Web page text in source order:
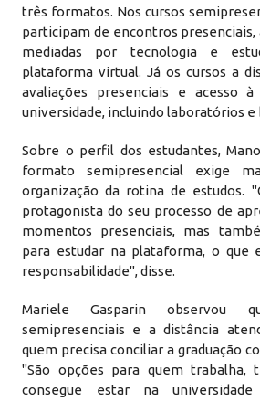
três formatos. Nos cursos
participam de encontros presenciais,
mediadas por tecnologia e
plataforma virtual. Já os cursos a
avaliações presenciais e acesso
universidade, incluindo laboratórios e
Sobre o perfil dos estudantes,
formato semipresencial exige
organização da rotina de estudos.
protagonista do seu processo de
momentos presenciais, mas
para estudar na plataforma, o que
responsabilidade", disse.
Mariele Gasparin observou
semipresenciais e a distância
quem precisa conciliar a graduação
"São opções para quem trabalha,
consegue estar na